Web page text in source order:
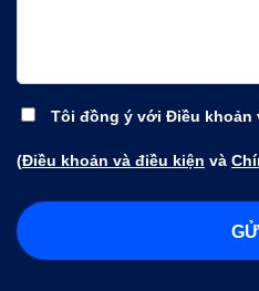
Tôi đồng ý với Điều khoản
(Điều khoản và điều kiện và